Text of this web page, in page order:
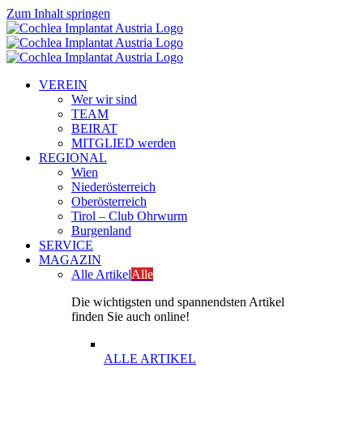
Zum Inhalt springen
VEREIN
Wer wir sind
TEAM
BEIRAT
MITGLIED werden
REGIONAL
Wien
Niederösterreich
Oberösterreich
Tirol – Club Ohrwurm
Burgenland
SERVICE
MAGAZIN
Alle ArtikelAlle
Die wichtigsten und spannendsten Artikel
finden Sie auch online!
ALLE ARTIKEL